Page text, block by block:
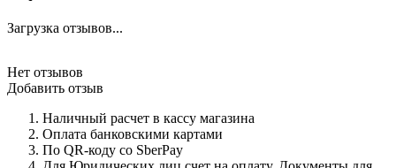
Загрузка отзывов...
Нет отзывов
Добавить отзыв
Наличный расчет в кассу магазина
Оплата банковскими картами
По QR-коду со SberPay